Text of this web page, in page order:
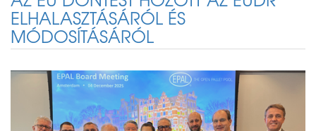
ELHALASZTÁSÁRÓL ÉS
MÓDOSÍTÁSÁRÓL